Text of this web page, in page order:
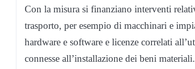
Con la misura si finanziano interventi
trasporto, per esempio di macchinari e
hardware e software e licenze correlati
connesse all’installazione dei beni materiali.